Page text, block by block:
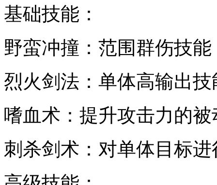
基础技能：
野蛮冲撞：范围群伤技
烈火剑法：单体高输出
嗜血术：提升攻击力的
刺杀剑术：对单体目标